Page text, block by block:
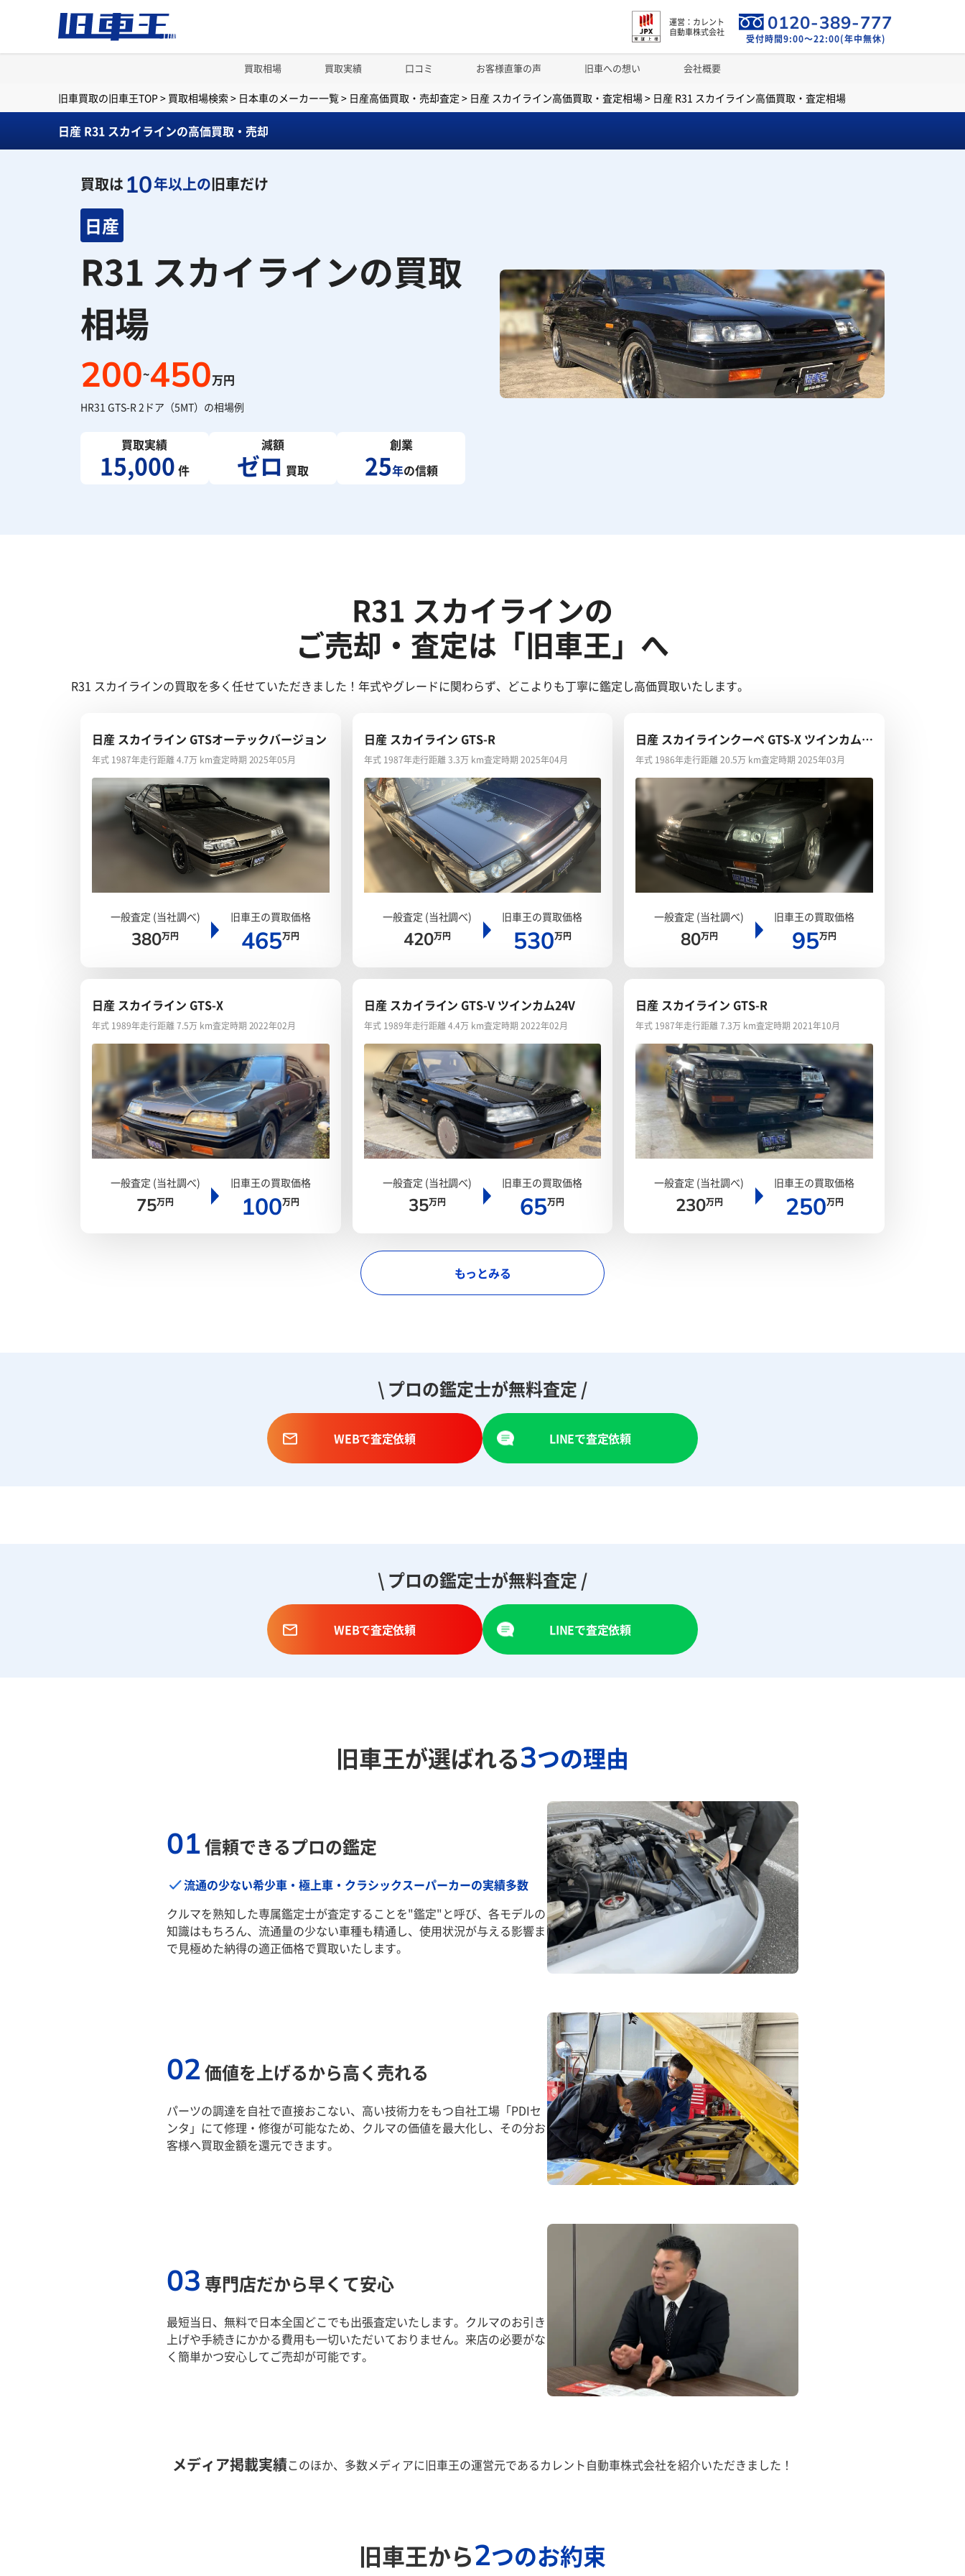
運営：カレント
自動車株式会社
0120-389-777
受付時間9:00～22:00(年中無休)
買取相場 買取実績 口コミ お客様直筆の声 旧車への想い 会社概要
旧車買取の旧車王TOP > 買取相場検索 > 日本車のメーカー一覧> 日産高価買取・売却査定 > 日産 スカイライン高価買取・査定相場> 日産 R31 スカイライン高価買取・査定相場
日産 R31 スカイラインの高価買取・売却
買取は10年以上の旧車だけ
日産
R31 スカイラインの買取
相場
200~450万円
HR31 GTS-R 2ドア（5MT）の相場例
買取実績
15,000 件
減額
ゼロ 買取
創業
25年の信頼
R31 スカイラインの
ご売却・査定は「旧車王」へ
R31 スカイラインの買取を多く任せていただきました！年式やグレードに関わらず、どこよりも丁寧に鑑定し高価買取いたします。
日産 スカイライン GTSオーテックバージョン
年式 1987年走行距離 4.7万 km査定時期 2025年05月
一般査定 (当社調べ)
380万円
旧車王の買取価格
465万円
日産 スカイライン GTS-R
年式 1987年走行距離 3.3万 km査定時期 2025年04月
一般査定 (当社調べ)
420万円
旧車王の買取価格
530万円
日産 スカイラインクーペ GTS-X ツインカム
24V ターボ
年式 1986年走行距離 20.5万 km査定時期 2025年03月
一般査定 (当社調べ)
80万円
旧車王の買取価格
95万円
日産 スカイライン GTS-X
年式 1989年走行距離 7.5万 km査定時期 2022年02月
一般査定 (当社調べ)
75万円
旧車王の買取価格
100万円
日産 スカイライン GTS-V ツインカム24V
年式 1989年走行距離 4.4万 km査定時期 2022年02月
一般査定 (当社調べ)
35万円
旧車王の買取価格
65万円
日産 スカイライン GTS-R
年式 1987年走行距離 7.3万 km査定時期 2021年10月
一般査定 (当社調べ)
230万円
旧車王の買取価格
250万円
もっとみる
\ プロの鑑定士が無料査定 /
WEBで査定依頼 LINEで査定依頼
\ プロの鑑定士が無料査定 /
WEBで査定依頼 LINEで査定依頼
旧車王が選ばれる3つの理由
01信頼できるプロの鑑定
流通の少ない希少車・極上車・クラシックスーパーカーの実績多数
クルマを熟知した専属鑑定士が査定することを"鑑定"と呼び、各モデルの
知識はもちろん、流通量の少ない車種も精通し、使用状況が与える影響ま
で見極めた納得の適正価格で買取いたします。
02価値を上げるから高く売れる
パーツの調達を自社で直接おこない、高い技術力をもつ自社工場「PDIセ
ンタ」にて修理・修復が可能なため、クルマの価値を最大化し、その分お
客様へ買取金額を還元できます。
03 専門店だから早くて安心
最短当日、無料で日本全国どこでも出張査定いたします。クルマのお引き
上げや手続きにかかる費用も一切いただいておりません。来店の必要がな
く簡単かつ安心してご売却が可能です。
メディア掲載実績このほか、多数メディアに旧車王の運営元であるカレント自動車株式会社を紹介いただきました！
旧車王から2つのお約束